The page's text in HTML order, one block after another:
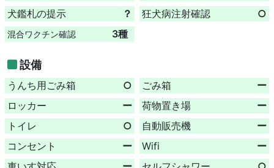
犬鑑札の提示
？ 狂犬病注射確認 ○
混合ワクチン確認 3種
設備
うんち用ごみ箱 ○ ごみ箱
ー
ロッカー
ー 荷物置き場
ー
トイレ
○ 自動販売機
ー
コンセント
ー Wifi
ー